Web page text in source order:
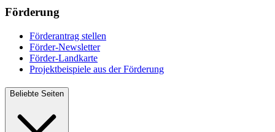
Förderung
Förderantrag stellen
Förder-Newsletter
Förder-Landkarte
Projektbeispiele aus der Förderung
Beliebte Seiten